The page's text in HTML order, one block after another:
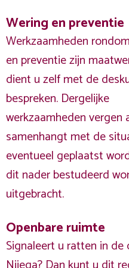
Wering en preventie
Werkzaamheden
en preventie zijn
dient u zelf met de
bespreken. Dergelijke
werkzaamheden
samenhangt met de
eventueel geplaatst
dit nader bestudeerd
uitgebracht.
Openbare ruimte
Signaleert u ratten in